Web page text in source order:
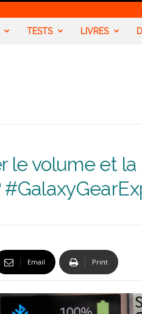
TESTS LIVRES
le volume et
Email Print